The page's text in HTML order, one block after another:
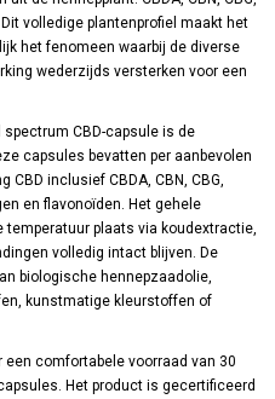
volledige plantenprofiel maakt het
het fenomeen waarbij de diverse
wederzijds versterken voor een
CBD-capsule is de
capsules bevatten per aanbevolen
inclusief CBDA, CBN, CBG,
en flavonoïden. Het gehele
plaats via koudextractie,
volledig intact blijven. De
biologische hennepzaadolie,
kunstmatige kleurstoffen of
een comfortabele voorraad van 30
Het product is gecertificeerd